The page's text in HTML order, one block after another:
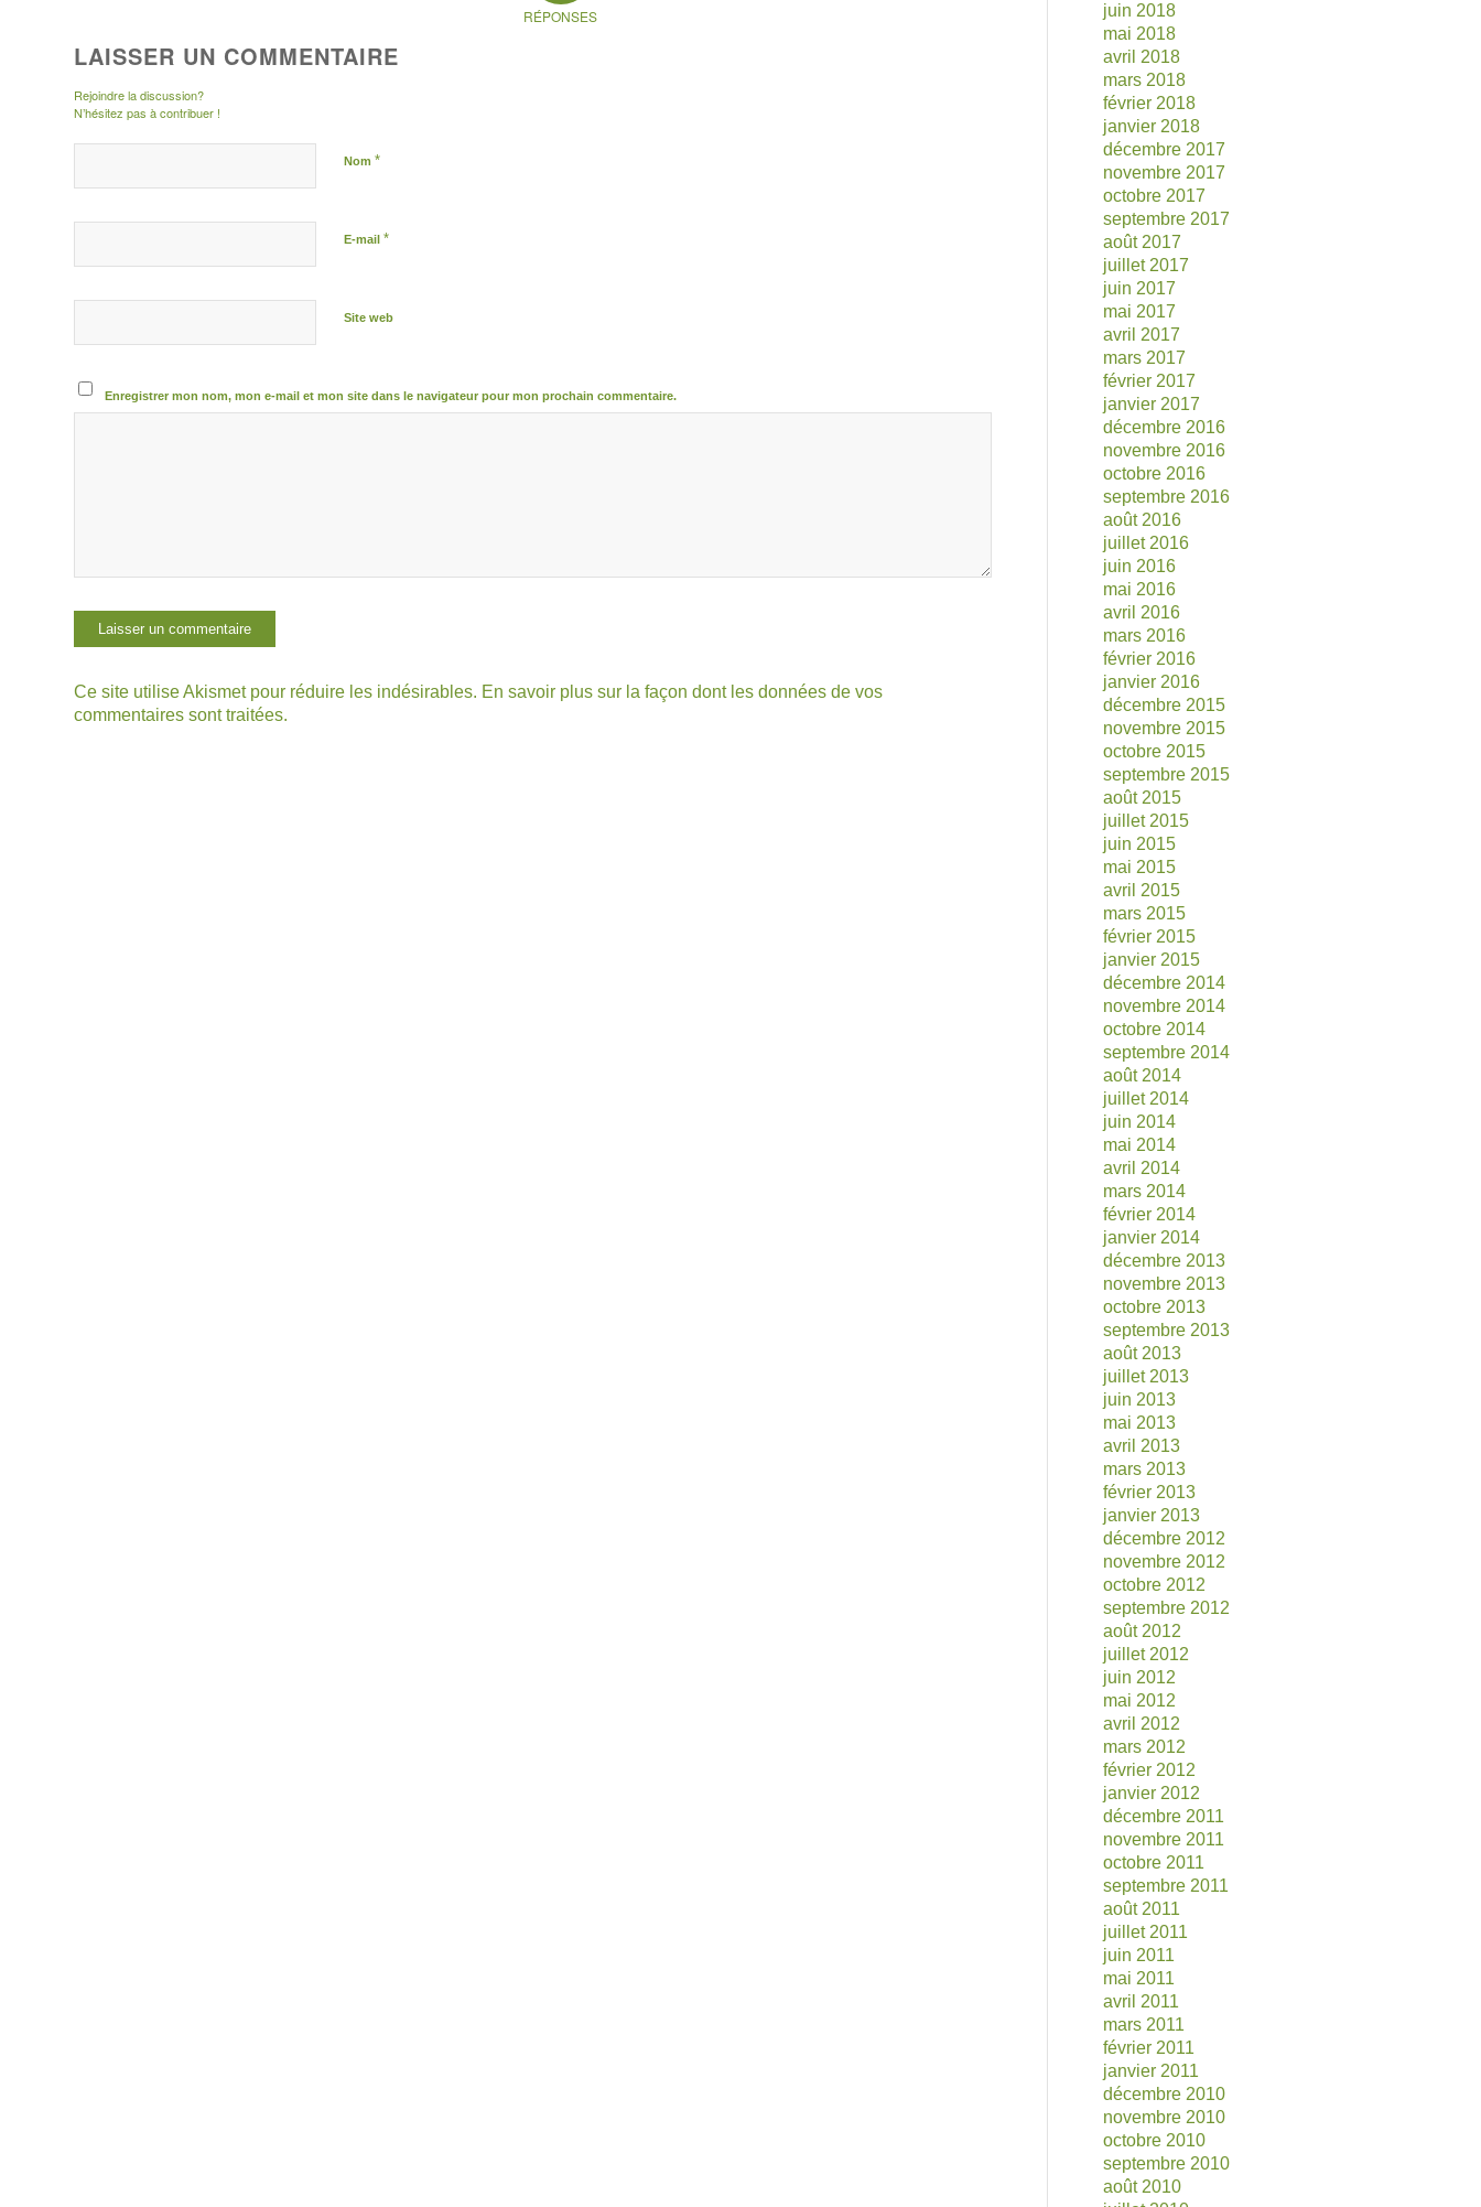
RÉPONSES
LAISSER UN COMMENTAIRE
Rejoindre la discussion?
N’hésitez pas à contribuer !
Nom *
E-mail *
Site web
Enregistrer mon nom, mon e-mail et mon site dans le navigateur pour mon prochain commentaire.
Ce site utilise Akismet pour réduire les indésirables. En savoir plus sur la façon dont les données de vos
commentaires sont traitées.
juin 2018
mai 2018
avril 2018
mars 2018
février 2018
janvier 2018
décembre 2017
novembre 2017
octobre 2017
septembre 2017
août 2017
juillet 2017
juin 2017
mai 2017
avril 2017
mars 2017
février 2017
janvier 2017
décembre 2016
novembre 2016
octobre 2016
septembre 2016
août 2016
juillet 2016
juin 2016
mai 2016
avril 2016
mars 2016
février 2016
janvier 2016
décembre 2015
novembre 2015
octobre 2015
septembre 2015
août 2015
juillet 2015
juin 2015
mai 2015
avril 2015
mars 2015
février 2015
janvier 2015
décembre 2014
novembre 2014
octobre 2014
septembre 2014
août 2014
juillet 2014
juin 2014
mai 2014
avril 2014
mars 2014
février 2014
janvier 2014
décembre 2013
novembre 2013
octobre 2013
septembre 2013
août 2013
juillet 2013
juin 2013
mai 2013
avril 2013
mars 2013
février 2013
janvier 2013
décembre 2012
novembre 2012
octobre 2012
septembre 2012
août 2012
juillet 2012
juin 2012
mai 2012
avril 2012
mars 2012
février 2012
janvier 2012
décembre 2011
novembre 2011
octobre 2011
septembre 2011
août 2011
juillet 2011
juin 2011
mai 2011
avril 2011
mars 2011
février 2011
janvier 2011
décembre 2010
novembre 2010
octobre 2010
septembre 2010
août 2010